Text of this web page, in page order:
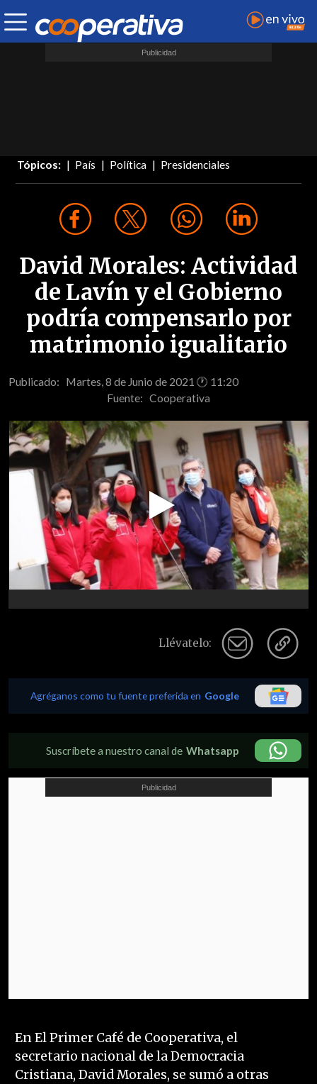
Tópicos: País Política Presidenciales
David Morales: Actividad
de Lavín y el Gobierno
podría compensarlo por
matrimonio igualitario
Publicado: Martes, 8 de Junio de 2021 🕐 11:20
Fuente: Cooperativa
Play
Video
Llévatelo:
Agréganos como tu fuente preferida en Google
Suscríbete a nuestro canal de Whatsapp
En El Primer Café de Cooperativa, el
secretario nacional de la Democracia
Cristiana, David Morales, se sumó a otras